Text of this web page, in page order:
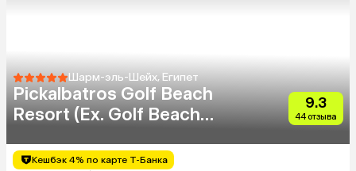
Шарм-эль-Шейх, Египет
Pickalbatros Golf Beach
Resort (Ex. Golf Beach
9.3
44 отзыва
Кешбэк 4% по карте Т-Банка